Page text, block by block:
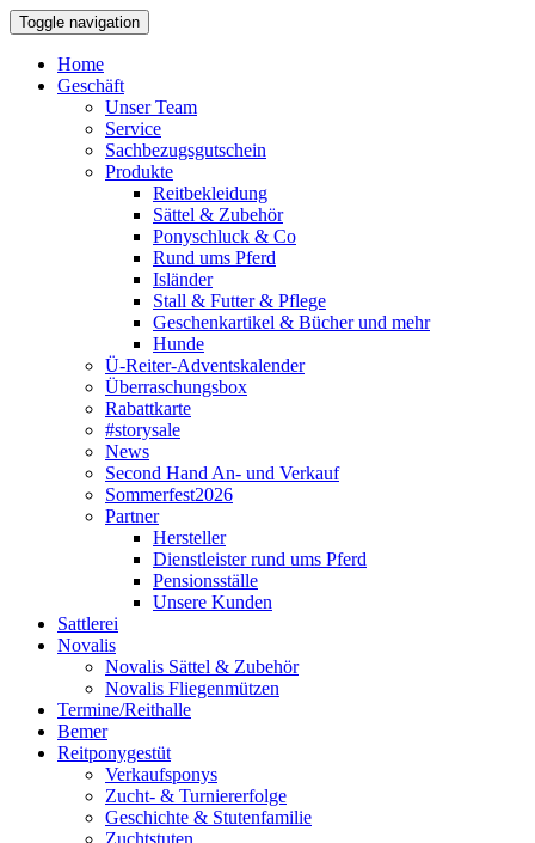
Toggle navigation
Home
Geschäft
Unser Team
Service
Sachbezugsgutschein
Produkte
Reitbekleidung
Sättel & Zubehör
Ponyschluck & Co
Rund ums Pferd
Isländer
Stall & Futter & Pflege
Geschenkartikel & Bücher und mehr
Hunde
Ü-Reiter-Adventskalender
Überraschungsbox
Rabattkarte
#storysale
News
Second Hand An- und Verkauf
Sommerfest2026
Partner
Hersteller
Dienstleister rund ums Pferd
Pensionsställe
Unsere Kunden
Sattlerei
Novalis
Novalis Sättel & Zubehör
Novalis Fliegenmützen
Termine/Reithalle
Bemer
Reitponygestüt
Verkaufsponys
Zucht- & Turniererfolge
Geschichte & Stutenfamilie
Zuchtstuten